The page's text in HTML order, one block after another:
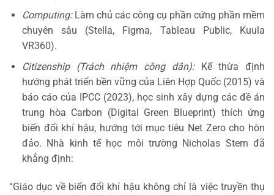
Computing:Làm chủ các công cụ phần cứng phần mềm
chuyên sâu (Stella, Figma, Tableau Public, Kuula
VR360).
Citizenship (Trách nhiệm công dân):Kế thừa định
hướng phát triển bền vững của Liên Hợp Quốc (2015) và
báo cáo của IPCC (2023), học sinh xây dựng các đề án
trung hòa Carbon (Digital Green Blueprint) thích ứng
biến đổi khí hậu, hướng tới mục tiêu Net Zero cho hòn
đảo. Nhà kinh tế học môi trường Nicholas Stern đã
khẳng định:
“Giáo dục về biến đổi khí hậu không chỉ là việc truyền thụ